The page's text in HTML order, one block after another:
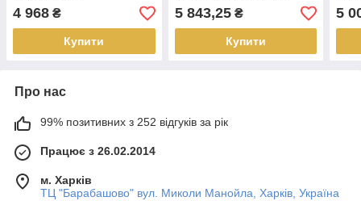
4 968 ₴
Купити
5 843,25₴
Купити
5
Про нас
99% позитивних з 252 відгуків за рік
Працює з 26.02.2014
м. Харків
ТЦ "Барабашово" вул. Миколи Манойла, Харків, Україна